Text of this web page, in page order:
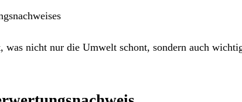
was nicht nur die Umwelt schont, sondern auch